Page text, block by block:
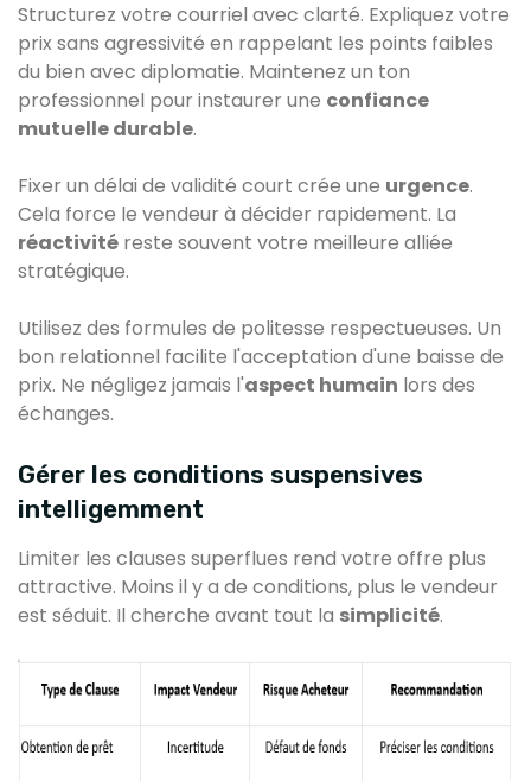
Structurez votre courriel avec clarté. Expliquez votre
prix sans agressivité en rappelant les points faibles
du bien avec diplomatie. Maintenez un ton
professionnel pour instaurer une confiance
mutuelle durable.
Fixer un délai de validité court crée une urgence.
Cela force le vendeur à décider rapidement. La
réactivité reste souvent votre meilleure alliée
stratégique.
Utilisez des formules de politesse respectueuses. Un
bon relationnel facilite l'acceptation d'une baisse de
prix. Ne négligez jamais l'aspect humain lors des
échanges.
Gérer les conditions suspensives
intelligemment
Limiter les clauses superflues rend votre offre plus
attractive. Moins il y a de conditions, plus le vendeur
est séduit. Il cherche avant tout la simplicité.